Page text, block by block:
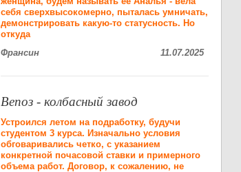
себя сверхвысокомерно, пыталась умничать,
демонстрировать какую-то статусность. Но
откуда
Франсин
11.07.2025
Вепоз - колбасный завод
Устроился летом на подработку, будучи
студентом 3 курса. Изначально условия
обговаривались четко, с указанием
конкретной почасовой ставки и примерного
объема работ. Договор, к сожалению, не